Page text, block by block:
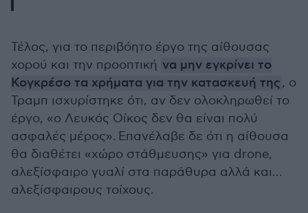
Τέλος, για το περιβόητο έργο της αίθουσας
χορού και την προοπτική να μην εγκρίνει το
Κογκρέσο τα χρήματα για την κατασκευή της, ο
Τραμπ ισχυρίστηκε ότι, αν δεν ολοκληρωθεί το
έργο, «ο Λευκός Οίκος δεν θα είναι πολύ
ασφαλές μέρος». Επανέλαβε δε ότι η αίθουσα
θα διαθέτει «χώρο στάθμευσης» για drone,
αλεξίσφαιρο γυαλί στα παράθυρα αλλά και...
αλεξίσφαιρους τοίχους.